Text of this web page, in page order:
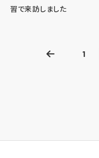
習で来訪しました
1